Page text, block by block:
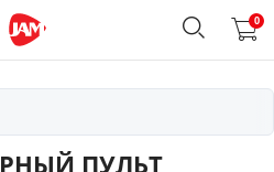
0
ПУЛЬТ